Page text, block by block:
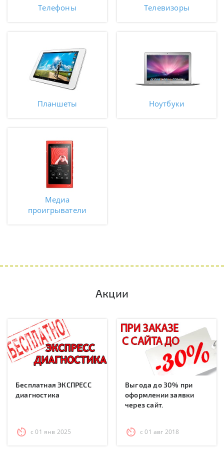
Телефоны Телевизоры
Планшеты Ноутбуки
Медиа
проигрыватели
Акции
Бесплатная ЭКСПРЕСС
диагностика
с 01 янв 2025
Выгода до 30% при
оформлении заявки
через сайт.
с 01 авг 2018